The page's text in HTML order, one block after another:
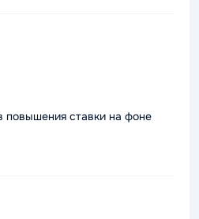
повышения ставки на фоне